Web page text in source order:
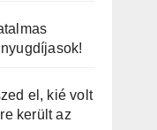
el, kié volt
került az